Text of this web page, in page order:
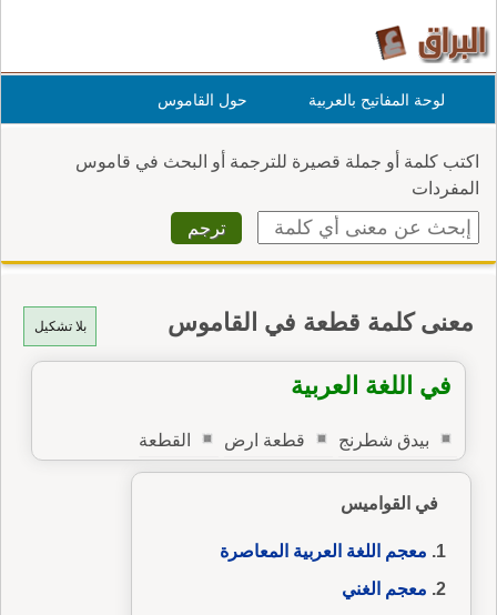
لوحة المفاتيح بالعربية حول القاموس
اكتب كلمة أو جملة قصيرة للترجمة أو البحث في قاموس
المفردات
بلا تشكيل معنى كلمة قطعة في القاموس
في اللغة العربية
بيدق شطرنج قطعة ارض القطعة
في القواميس
معجم اللغة العربية المعاصرة
معجم الغني